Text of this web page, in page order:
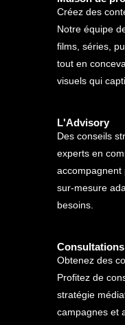
Créez des
Notre équipe
films, séries,
tout en
visuels qui
L'Advisory
Des conseils
experts en
accompagnent
sur-mesure
besoins.
Consultations
Obtenez des
Profitez de
stratégie
campagnes et